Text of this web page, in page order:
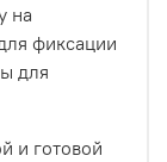
на
фиксации
для
и готовой